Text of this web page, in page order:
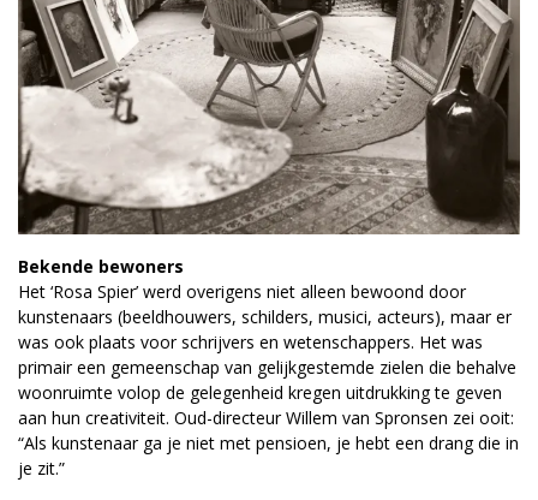
Bekende bewoners
Het ‘Rosa Spier’ werd overigens niet alleen bewoond door
kunstenaars (beeldhouwers, schilders, musici, acteurs), maar er
was ook plaats voor schrijvers en wetenschappers. Het was
primair een gemeenschap van gelijkgestemde zielen die behalve
woonruimte volop de gelegenheid kregen uitdrukking te geven
aan hun creativiteit. Oud-directeur Willem van Spronsen zei ooit:
“Als kunstenaar ga je niet met pensioen, je hebt een drang die in
je zit.”